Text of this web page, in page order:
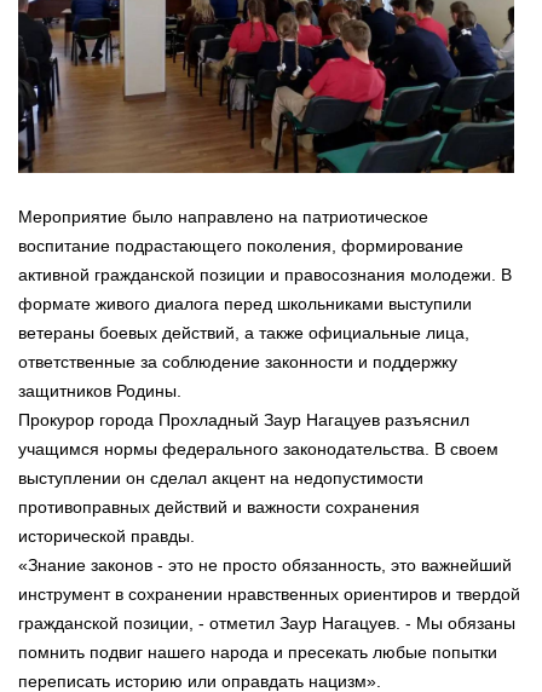
Мероприятие было направлено на патриотическое
воспитание подрастающего поколения, формирование
активной гражданской позиции и правосознания молодежи. В
формате живого диалога перед школьниками выступили
ветераны боевых действий, а также официальные лица,
ответственные за соблюдение законности и поддержку
защитников Родины.
Прокурор города Прохладный Заур Нагацуев разъяснил
учащимся нормы федерального законодательства. В своем
выступлении он сделал акцент на недопустимости
противоправных действий и важности сохранения
исторической правды.
«Знание законов - это не просто обязанность, это важнейший
инструмент в сохранении нравственных ориентиров и твердой
гражданской позиции, - отметил Заур Нагацуев. - Мы обязаны
помнить подвиг нашего народа и пресекать любые попытки
переписать историю или оправдать нацизм».